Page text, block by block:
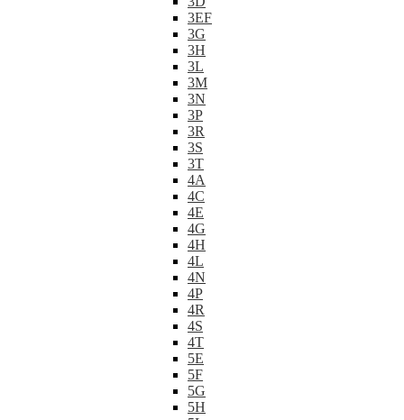
3EF
3G
3H
3L
3M
3N
3P
3R
3S
3T
4A
4C
4E
4G
4H
4L
4N
4P
4R
4S
4T
5E
5F
5G
5H